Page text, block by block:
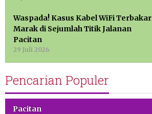
Waspada! Kasus Kabel WiFi Terbakar
Marak di Sejumlah Titik Jalanan
Pacitan
29 Juli 2026
Pencarian Populer
Pacitan